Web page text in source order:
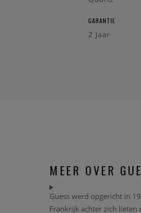
GARANTIE
2 Jaar
MEER OVER
Guess werd opgericht in
Frankrijk achter zich lieten